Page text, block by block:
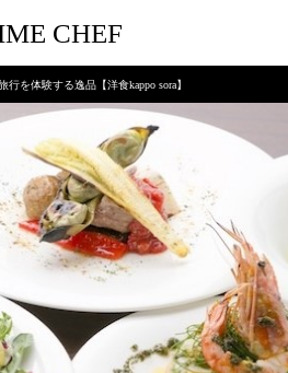
CHEF
行を体験する逸品【洋食kappo sora】